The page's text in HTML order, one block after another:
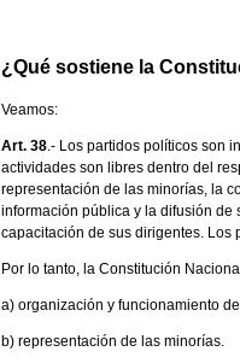
¿Qué sostiene la
Veamos:
Art. 38.- Los partidos políticos son
actividades son libres dentro del
representación de las minorías, la
información pública y la difusión de
capacitación de sus dirigentes. Los
Por lo tanto, la Constitución
a) organización y funcionamiento
b) representación de las minorías.